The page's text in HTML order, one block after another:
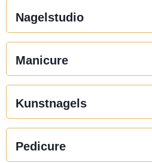
Nagelstudio
Manicure
Kunstnagels
Pedicure